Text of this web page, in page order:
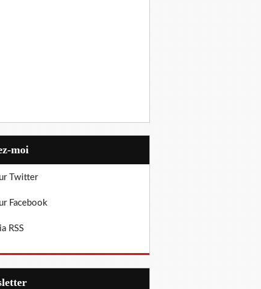
moi
Twitter
Facebook
RSS